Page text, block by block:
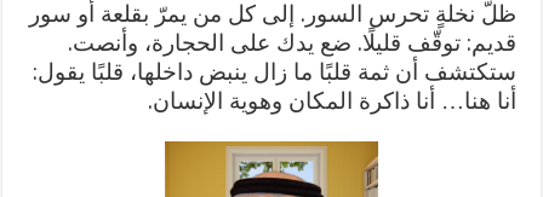
ظلّ نخلةٍ تحرس السور. إلى كل من يمرّ بقلعة أو سور
قديم: توقّف قليلًا. ضع يدك على الحجارة، وأنصت.
ستكتشف أن ثمة قلبًا ما زال ينبض داخلها، قلبًا يقول:
أنا هنا… أنا ذاكرة المكان وهوية الإنسان.